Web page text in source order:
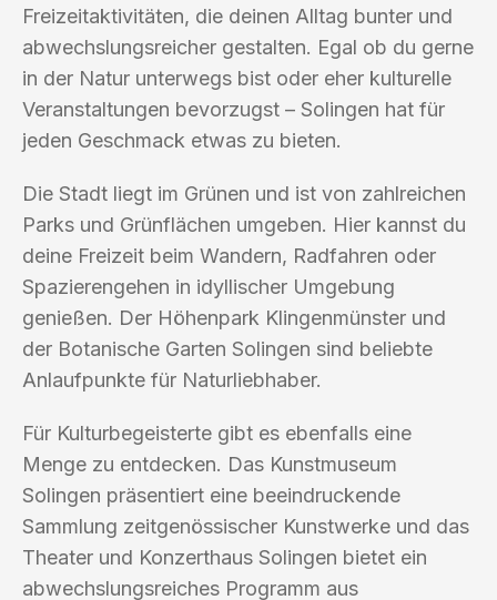
Freizeitaktivitäten, die deinen Alltag bunter und
abwechslungsreicher gestalten. Egal ob du gerne
in der Natur unterwegs bist oder eher kulturelle
Veranstaltungen bevorzugst – Solingen hat für
jeden Geschmack etwas zu bieten.
Die Stadt liegt im Grünen und ist von zahlreichen
Parks und Grünflächen umgeben. Hier kannst du
deine Freizeit beim Wandern, Radfahren oder
Spazierengehen in idyllischer Umgebung
genießen. Der Höhenpark Klingenmünster und
der Botanische Garten Solingen sind beliebte
Anlaufpunkte für Naturliebhaber.
Für Kulturbegeisterte gibt es ebenfalls eine
Menge zu entdecken. Das Kunstmuseum
Solingen präsentiert eine beeindruckende
Sammlung zeitgenössischer Kunstwerke und das
Theater und Konzerthaus Solingen bietet ein
abwechslungsreiches Programm aus